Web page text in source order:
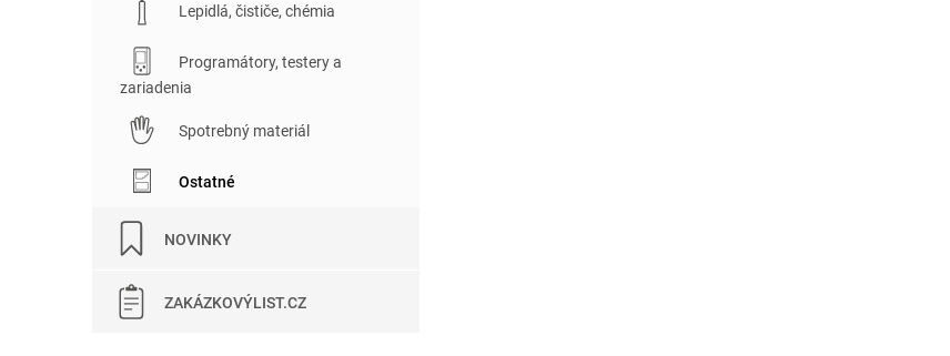
Lepidlá, čističe, chémia
Programátory, testery a
zariadenia
Spotrebný materiál
Ostatné
NOVINKY
ZAKÁZKOVÝLIST.CZ